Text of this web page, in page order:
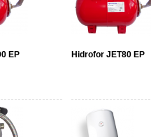
EP Hidrofor JET80 EP